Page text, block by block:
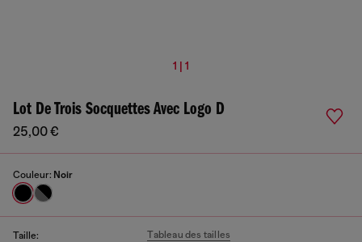
1 | 1
Lot De Trois Socquettes Avec Logo D
25,00 €
Couleur: Noir
Taille: Tableau des tailles